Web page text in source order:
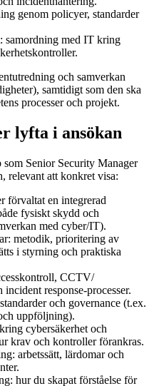
genom policyer, standarder
: samordning med IT kring
och samverkan
samtidigt som den ska
processer och projekt.
lyfta i ansökan
som Senior Security Manager
relevant att konkret visa:
förvaltat en integrerad
fysiskt skydd och
med cyber/IT).
metodik, prioritering av
i styrning och praktiska
CCTV/
response-processer.
och governance (t.ex.
uppföljning).
cybersäkerhet och
krav och kontroller förankras.
arbetssätt, lärdomar och
hur du skapat förståelse för